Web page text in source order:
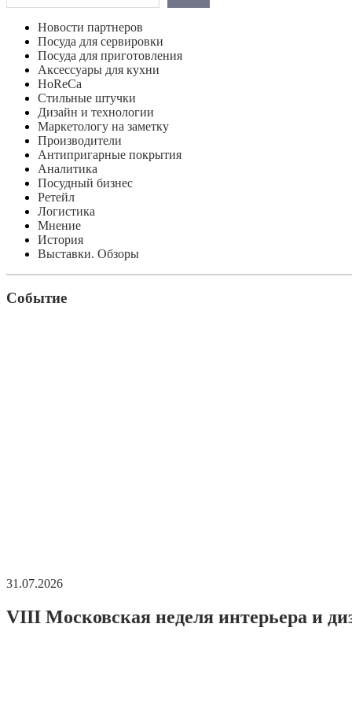
Новости партнеров
Посуда для сервировки
Посуда для приготовления
Аксессуары для кухни
HoReCa
Стильные штучки
Дизайн и технологии
Маркетологу на заметку
Производители
Антипригарные покрытия
Аналитика
Посудный бизнес
Ретейл
Логистика
Мнение
История
Выставки. Обзоры
Событие
31.07.2026
VIII Московская неделя интерьера и